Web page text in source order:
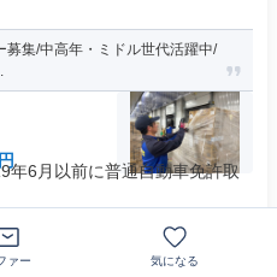
集/中高年・ミドル世代活躍中/
年6月以前に普通自動車免許取
ァー 気になる